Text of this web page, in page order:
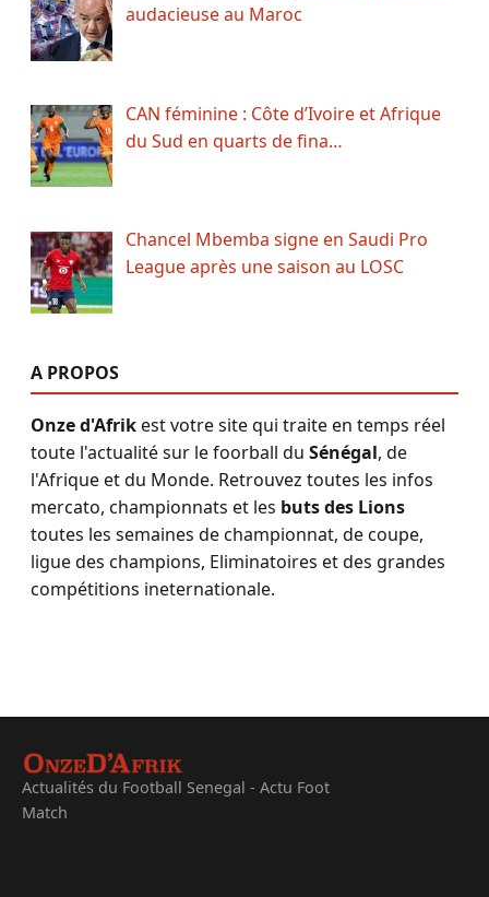
audacieuse au Maroc
CAN féminine : Côte d’Ivoire et Afrique
du Sud en quarts de fina…
Chancel Mbemba signe en Saudi Pro
League après une saison au LOSC
A PROPOS
Onze d'Afrikest votre site qui traite en temps réel
toute l'actualité sur le foorball du Sénégal, de
l'Afrique et du Monde. Retrouvez toutes les infos
mercato, championnats et les buts des Lions
toutes les semaines de championnat, de coupe,
ligue des champions, Eliminatoires et des grandes
compétitions ineternationale.
Actualités du Football Senegal - Actu Foot
Match